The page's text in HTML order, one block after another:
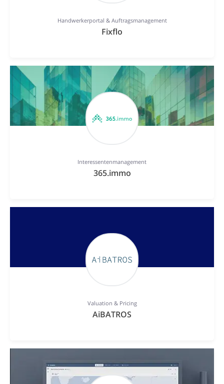
Handwerkerportal & Auftragsmanagement
Fixflo
Interessentenmanagement
365.immo
Valuation & Pricing
AiBATROS